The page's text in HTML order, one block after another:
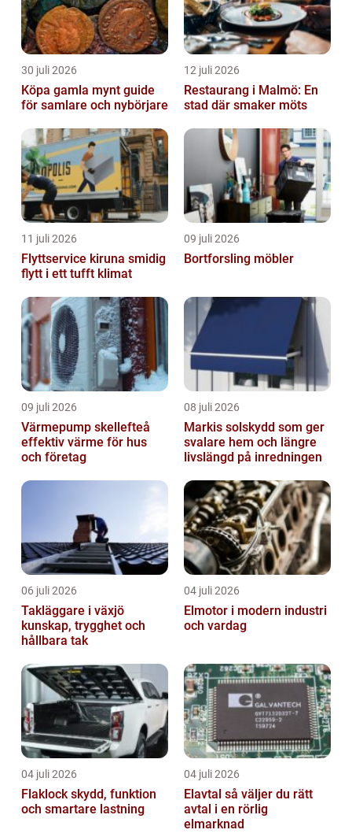
30 juli 2026
Köpa gamla mynt guide
för samlare och nybörjare
12 juli 2026
Restaurang i Malmö: En
stad där smaker möts
11 juli 2026
Flyttservice kiruna smidig
flytt i ett tufft klimat
09 juli 2026
Bortforsling möbler
09 juli 2026
Värmepump skellefteå
effektiv värme för hus
och företag
08 juli 2026
Markis solskydd som ger
svalare hem och längre
livslängd på inredningen
06 juli 2026
Takläggare i växjö
kunskap, trygghet och
hållbara tak
04 juli 2026
Elmotor i modern industri
och vardag
04 juli 2026
Flaklock skydd, funktion
och smartare lastning
04 juli 2026
Elavtal så väljer du rätt
avtal i en rörlig
elmarknad